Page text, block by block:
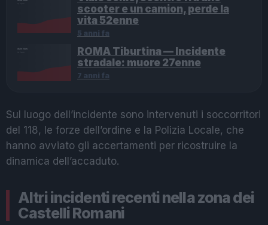
scooter e un camion, perde la
vita 52enne
5 anni fa
ROMA Tiburtina — Incidente
stradale: muore 27enne
7 anni fa
Sul luogo dell’incidente sono intervenuti i soccorritori
del 118, le forze dell’ordine e la Polizia Locale, che
hanno avviato gli accertamenti per ricostruire la
dinamica dell’accaduto.
Altri incidenti recenti nella zona dei
Castelli Romani